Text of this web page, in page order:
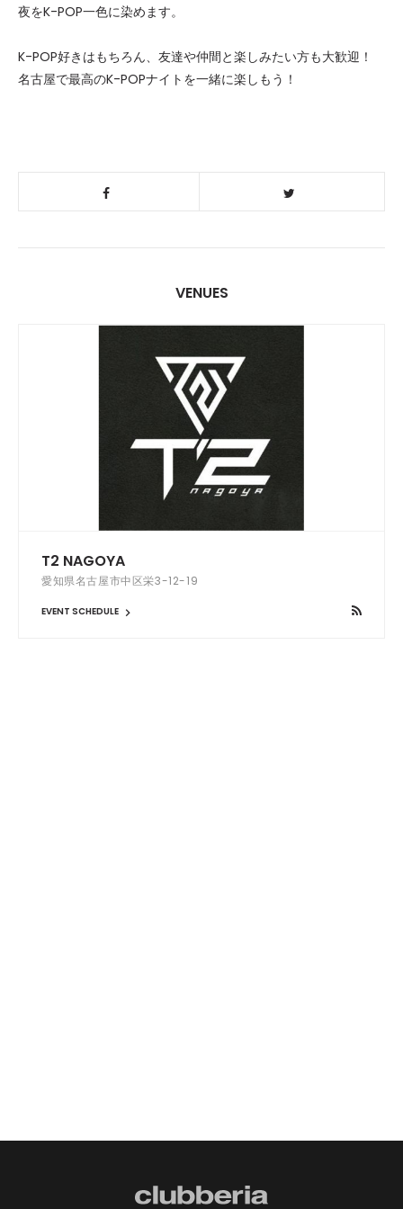
夜をK-POP一色に染めます。
K-POP好きはもちろん、友達や仲間と楽しみたい方も大歓迎！
名古屋で最高のK-POPナイトを一緒に楽しもう！
VENUES
T2 NAGOYA
愛知県名古屋市中区栄3-12-19
EVENT SCHEDULE